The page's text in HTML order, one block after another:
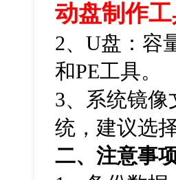
动盘制作
2、U盘：容
和PE工具。
3、系统镜像
统，建议选
二、注意事